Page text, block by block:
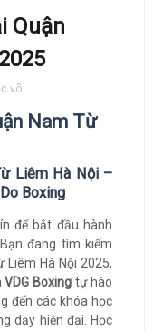
Quận
võ
Nam Từ
Liêm Hà Nội –
Boxing
để bắt đầu hành
đang tìm kiếm
Liêm Hà Nội 2025,
VDG Boxingtự hào
đến các khóa học
dạy hiện đại. Học